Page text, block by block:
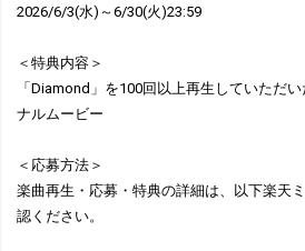
2026/6/3(水)～6/30(火)23:59
＜特典内容＞
「Diamond」を100回以上再生していただ
ナルムービー
＜応募方法＞
楽曲再生・応募・特典の詳細は、以下楽天
認ください。